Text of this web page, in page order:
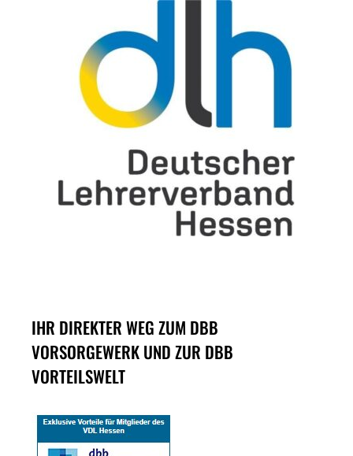
IHR DIREKTER WEG ZUM DBB
VORSORGEWERK UND ZUR DBB
VORTEILSWELT